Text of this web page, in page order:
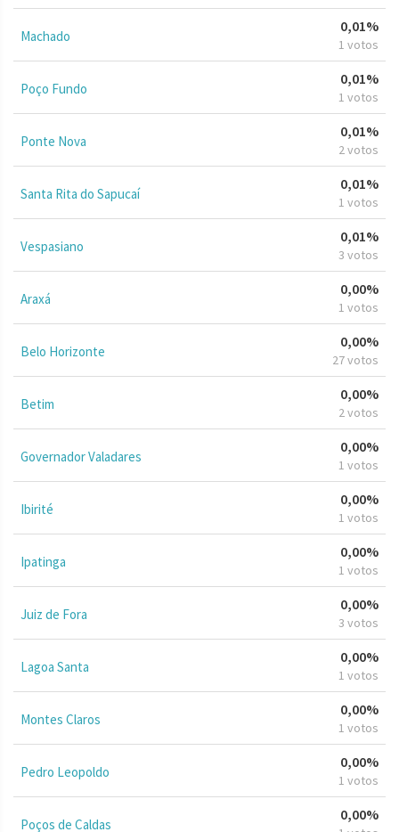
Machado
0,01%
1 votos
Poço Fundo
0,01%
1 votos
Ponte Nova
0,01%
2 votos
Santa Rita do Sapucaí
0,01%
1 votos
Vespasiano
0,01%
3 votos
Araxá
0,00%
1 votos
Belo Horizonte
0,00%
27 votos
Betim
0,00%
2 votos
Governador Valadares
0,00%
1 votos
Ibirité
0,00%
1 votos
Ipatinga
0,00%
1 votos
Juiz de Fora
0,00%
3 votos
Lagoa Santa
0,00%
1 votos
Montes Claros
0,00%
1 votos
Pedro Leopoldo
0,00%
1 votos
Poços de Caldas
0,00%